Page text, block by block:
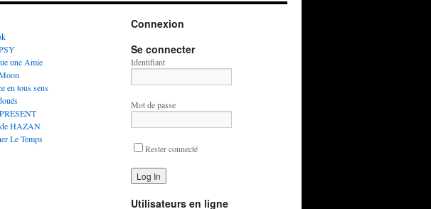
une Amie
en tous sens
HAZAN
Le Temps
Connexion
Se connecter
Identifiant
Mot de passe
Rester connecté
Utilisateurs en ligne